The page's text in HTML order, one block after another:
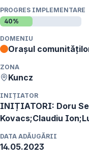
PROGRES IMPLEMENTARE
40%
DOMENIU
Orașul
ZONA
Kuncz
INIȚIATOR
INIȚIATORI: Doru
Kovacs;Claudiu
DATA ADĂUGĂRII
14.05.2023